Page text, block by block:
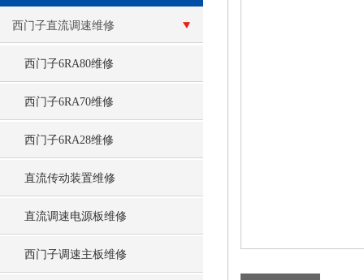
西门子直流调速维修
西门子6RA80维修
西门子6RA70维修
西门子6RA28维修
直流传动装置维修
直流调速电源板维修
西门子调速主板维修